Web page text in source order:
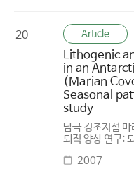
20 Article
Lithogenic
in an
(Marian
Seasonal
study
남극 킹조지섬
퇴적 양상 연구:
2007